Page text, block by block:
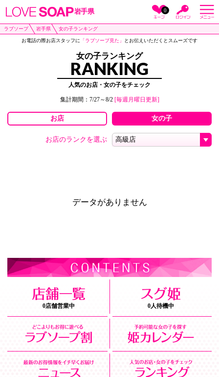
岩手県 0
ラブソープ 岩手県 女の子ランキング
お電話の際お店スタッフに 「ラブソープ見た」 とお伝えいただくとスムーズです
女の子ランキング
RANKING
人気のお店・女の子をチェック
集計期間：7/27～8/2 [毎週月曜日更新]
お店 女の子
お店のランクを選ぶ
データがありません
0店舗営業中 0人待機中